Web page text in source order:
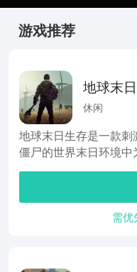
游戏推荐
地球末
休闲
地球末日生存是一款
僵尸的世界末日环境
需优